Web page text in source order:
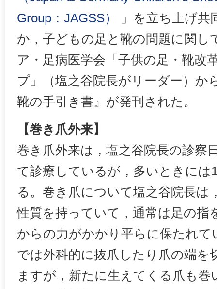
Group：JAGSS）
」を立ち上げ共
か，子どもの足と靴の問題に関し
ア・足病医学会「子供の足・靴改
プ」（塩之谷院長がリーダー）か
靴の手引き書』が発刊された。
【巻き爪外来】
巻き爪外来は，塩之谷院長の診察
て診療しているが，多いときには
る。巻き爪について塩之谷院長は
性質を持っていて，通常は足の指
からの力がかかり平らに保たれて
では外科的に抜爪したり爪の端を
ますが，新たに生えてくる爪も